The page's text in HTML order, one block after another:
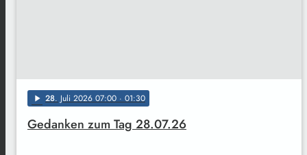
play_arrow 28. Juli 2026 07:00 · 01:30
Gedanken zum Tag 28.07.26